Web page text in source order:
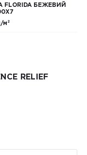
FLORIDA БЕЖЕВИЙ
м²
RELIEF